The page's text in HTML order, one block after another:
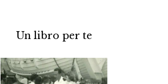
Un libro per te